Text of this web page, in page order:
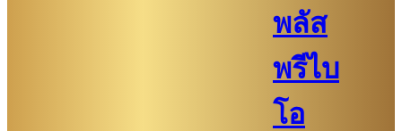
พลัส
พรีไบ
โอ